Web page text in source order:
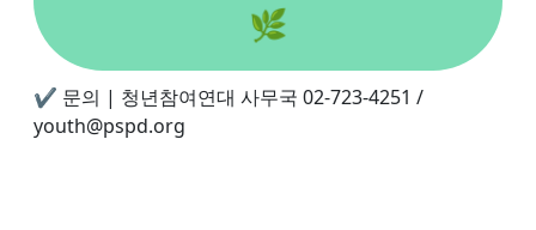
🌿
✔️ 문의 | 청년참여연대 사무국 02-723-4251 /
youth@pspd.org